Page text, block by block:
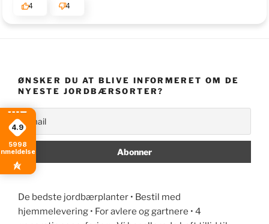
4
4
ØNSKER DU AT BLIVE INFORMERET OM DE
NYESTE JORDBÆRSORTER?
De bedste jordbærplanter • Bestil med
hjemmelevering • For avlere og gartnere • 4
4.9
5998